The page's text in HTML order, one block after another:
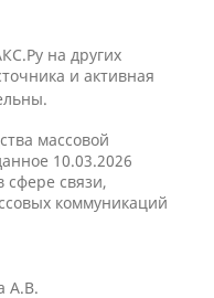
на других
и активная
массовой
10.03.2026
сфере связи,
коммуникаций
А.В.